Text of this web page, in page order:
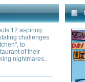
Naked and Afraid XL
A group of the
un-survivable
or clothes. To
environment,
even one be